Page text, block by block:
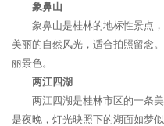
象鼻山
象鼻山是桂林的地标性景点
美丽的自然风光，适合拍照留念
丽景色。
两江四湖
两江四湖是桂林市区的一条
是夜晚，灯光映照下的湖面如梦